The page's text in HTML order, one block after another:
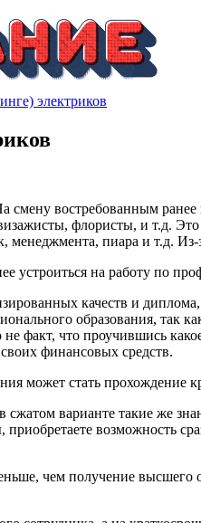
электриков
востребованным
флористы, и т.д.
пиара и т.д.
на работу по
качеств и
образования, так
факт, что проучившись
финансовых средств.
может стать прохождение
варианте такие же
возможность
чем получение высшего